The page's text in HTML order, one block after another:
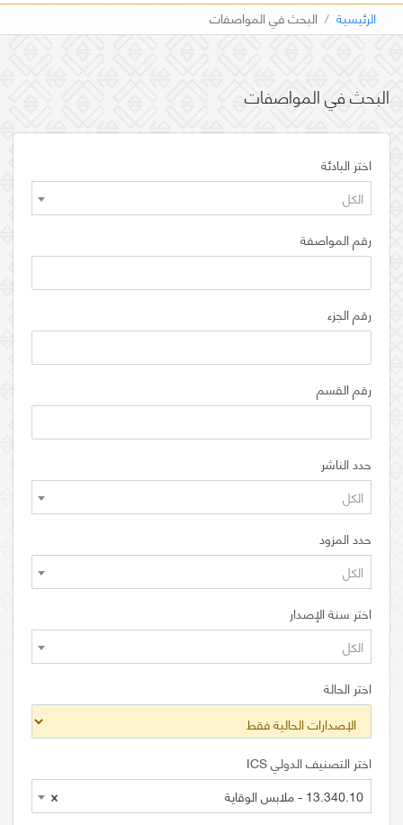
الرئيسية البحث في المواصفات
البحث في المواصفات
اختر البادئة
الكل
رقم المواصفة
رقم الجزء
رقم القسم
حدد الناشر
الكل
حدد المزود
الكل
اختر سنة الإصدار
الكل
اختر الحالة
اختر التصنيف الدولي ICS
×
13.340.10 - ملابس الوقاية